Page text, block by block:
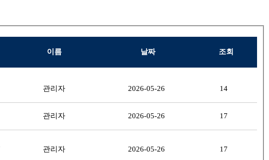
이름 날짜 조회
관리자 2026-05-26 14
관리자 2026-05-26 17
관리자 2026-05-26 17